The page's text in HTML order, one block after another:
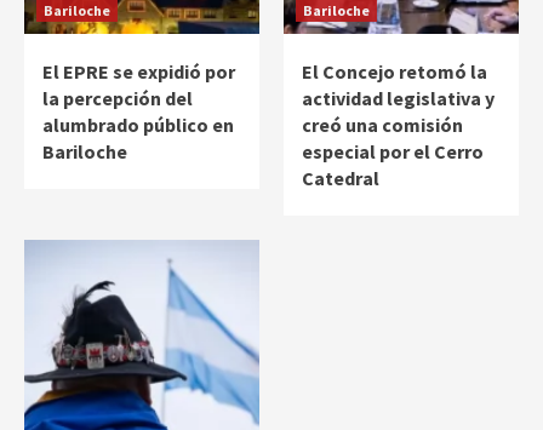
Bariloche
El EPRE se expidió por
la percepción del
alumbrado público en
Bariloche
Bariloche
El Concejo retomó la
actividad legislativa y
creó una comisión
especial por el Cerro
Catedral